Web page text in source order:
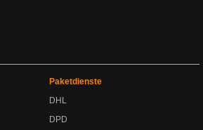
Paketdienste
DHL
DPD